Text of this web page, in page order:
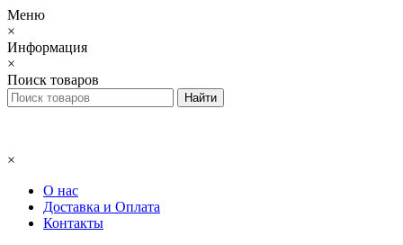
Меню
×
Информация
×
Поиск товаров
×
О нас
Доставка и Оплата
Контакты